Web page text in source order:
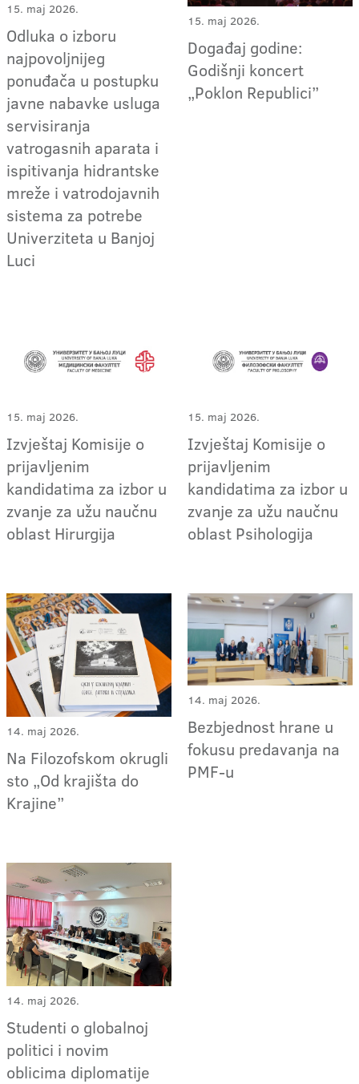
15. maj 2026.
Odluka o izboru
najpovoljnijeg
ponuđača u postupku
javne nabavke usluga
servisiranja
vatrogasnih aparata i
ispitivanja hidrantske
mreže i vatrodojavnih
sistema za potrebe
Univerziteta u Banjoj
Luci
15. maj 2026.
Događaj godine:
Godišnji koncert
„Poklon Republici”
15. maj 2026.
Izvještaj Komisije o
prijavljenim
kandidatima za izbor u
zvanje za užu naučnu
oblast Hirurgija
15. maj 2026.
Izvještaj Komisije o
prijavljenim
kandidatima za izbor u
zvanje za užu naučnu
oblast Psihologija
14. maj 2026.
Na Filozofskom okrugli
sto „Od krajišta do
Krajine”
14. maj 2026.
Bezbjednost hrane u
fokusu predavanja na
PMF-u
14. maj 2026.
Studenti o globalnoj
politici i novim
oblicima diplomatije